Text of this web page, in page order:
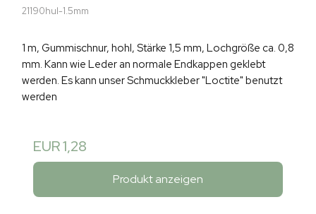
21190hul-1.5mm
1 m, Gummischnur, hohl, Stärke 1,5 mm, Lochgröße ca. 0,8
mm. Kann wie Leder an normale Endkappen geklebt
werden. Es kann unser Schmuckkleber "Loctite" benutzt
werden
EUR 1,28
Produkt anzeigen